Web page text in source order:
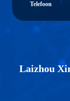
Telefoon
Laizhou